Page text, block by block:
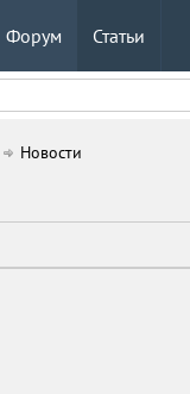
Форум Статьи
Новости